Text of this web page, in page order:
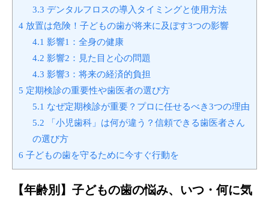
3.3 デンタルフロスの導入タイミングと使用方法
4 放置は危険！子どもの歯が将来に及ぼす3つの影響
4.1 影響1：全身の健康
4.2 影響2：見た目と心の問題
4.3 影響3：将来の経済的負担
5 定期検診の重要性や歯医者の選び方
5.1 なぜ定期検診が重要？プロに任せるべき3つの理由
5.2 「小児歯科」は何が違う？信頼できる歯医者さん
の選び方
6 子どもの歯を守るために今すぐ行動を
【年齢別】子どもの歯の悩み、いつ・何に気